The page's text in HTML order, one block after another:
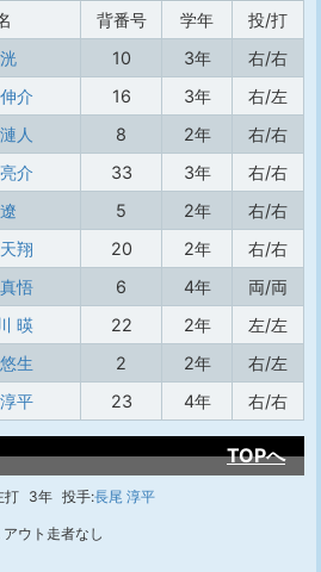
背番号 学年
投/打
10 3年
右/右
介 16 3年
右/左
人 8 2年
右/右
介 33 3年
右/右
5 2年
右/右
翔 20 2年
右/右
悟 6 4年
両/両
暎 22 2年
左/左
生 2 2年
右/左
平 23 4年 右/右
TOPへ
打 3年 投手:長尾 淳平
アウト走者なし